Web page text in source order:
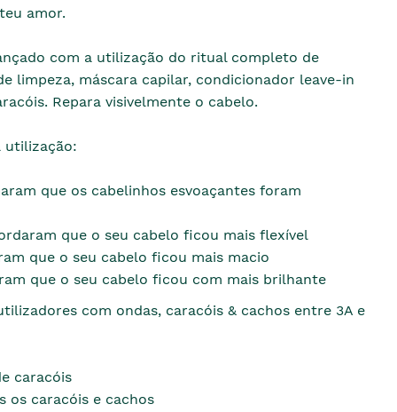
amor.
com a utilização do ritual completo de
limpeza, máscara capilar, condicionador leave-in
Repara visivelmente o cabelo.
utilização:
que os cabelinhos esvoaçantes foram
que o seu cabelo ficou mais flexível
que o seu cabelo ficou mais macio
que o seu cabelo ficou com mais brilhante
com ondas, caracóis & cachos entre 3A e
caracóis
os caracóis e cachos